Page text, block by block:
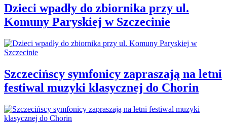
Dzieci wpadły do zbiornika przy ul.
Komuny Paryskiej w Szczecinie
Szczecińscy symfonicy zapraszają na letni
festiwal muzyki klasycznej do Chorin